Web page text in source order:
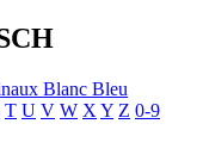
Blanc Bleu
T U V W X Y Z 0-9